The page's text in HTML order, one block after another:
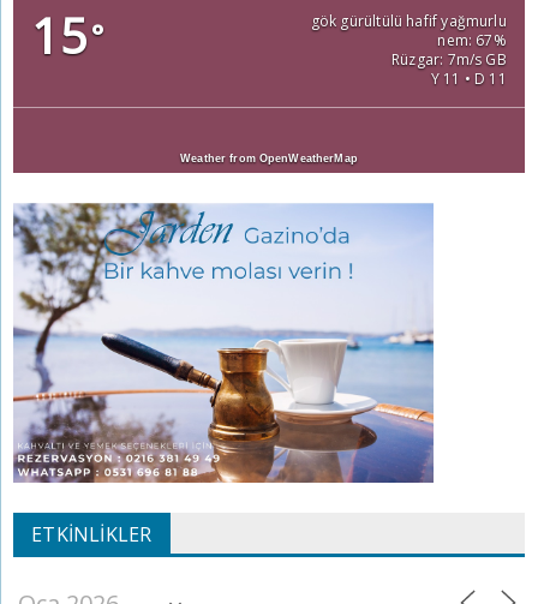
15°
gök gürültülü hafif yağmurlu
nem: 67%
Rüzgar: 7m/s GB
Y 11 • D 11
Weather from OpenWeatherMap
ETKINLIKLER